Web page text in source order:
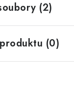
(2)
(0)